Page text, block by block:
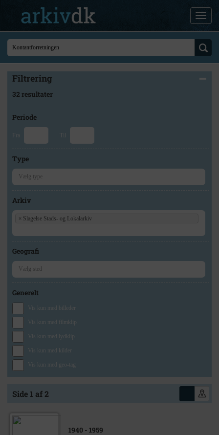
Filtrering
32 resultater
Periode
Fra Til
Type
Arkiv
× Slagelse Stads- og Lokalarkiv
Geografi
Generelt
Vis kun med billeder
Vis kun med filmklip
Vis kun med lydklip
Vis kun med kilder
Vis kun med geo-tag
Side 1 af 2
1940 - 1959